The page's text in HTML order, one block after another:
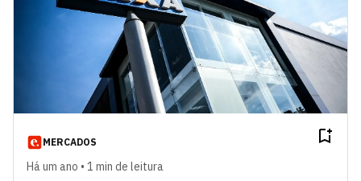
MERCADOS
Há um ano • 1 min de leitura